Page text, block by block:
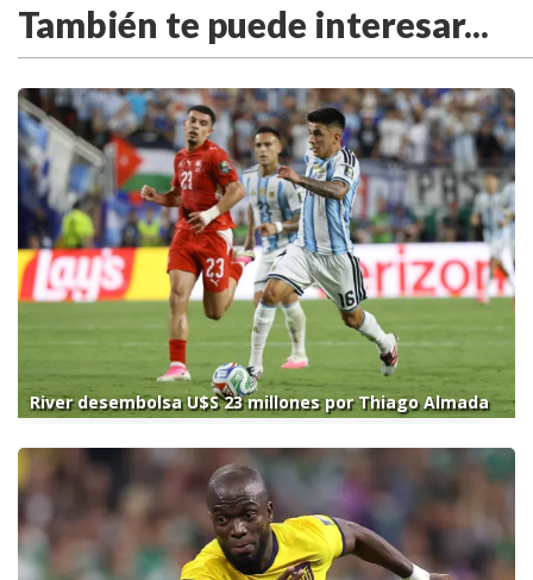
También te puede interesar...
River desembolsa U$S 23 millones por Thiago Almada